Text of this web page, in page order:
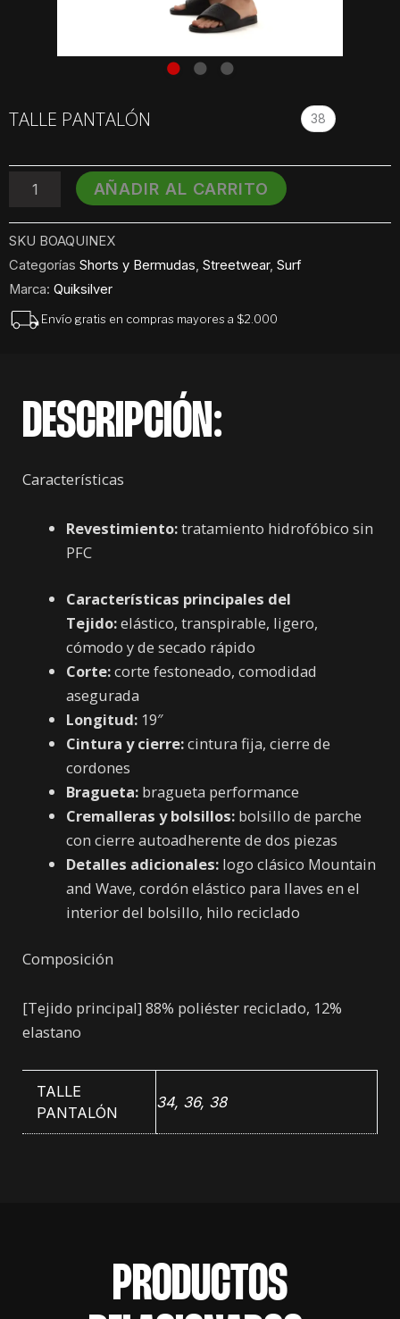
TALLE PANTALÓN 38
Quiksilver
Gen
AÑADIR AL CARRITO
SKU BOAQUINEX
Categorías Shorts y Bermudas, Streetwear, Surf
Marca: Quiksilver
Envío gratis en compras mayores a $2.000
DESCRIPCIÓN:
Características
Revestimiento:tratamiento hidrofóbico sin
PFC
Características principales del
Tejido:elástico, transpirable, ligero,
cómodo y de secado rápido
Corte:corte festoneado, comodidad
asegurada
Longitud: 19″
Cintura y cierre:cintura fija, cierre de
cordones
Bragueta: bragueta performance
Cremalleras y bolsillos: bolsillo de parche
con cierre autoadherente de dos piezas
Detalles adicionales: logo clásico Mountain
and Wave, cordón elástico para llaves en el
interior del bolsillo, hilo reciclado
Composición
[Tejido principal] 88% poliéster reciclado, 12%
elastano
TALLE
PANTALÓN
34, 36, 38
PRODUCTOS